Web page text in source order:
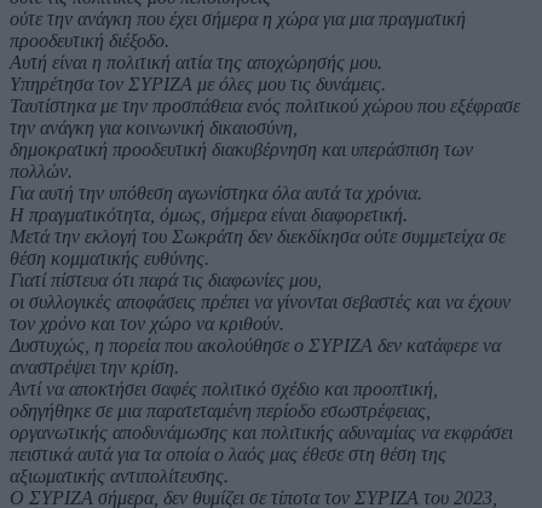
ούτε την ανάγκη που έχει σήμερα η χώρα για μια πραγματική
προοδευτική διέξοδο.
Αυτή είναι η πολιτική αιτία της αποχώρησής μου.
Υπηρέτησα τον ΣΥΡΙΖΑ με όλες μου τις δυνάμεις.
Ταυτίστηκα με την προσπάθεια ενός πολιτικού χώρου που εξέφρασε
την ανάγκη για κοινωνική δικαιοσύνη,
δημοκρατική προοδευτική διακυβέρνηση και υπεράσπιση των
πολλών.
Για αυτή την υπόθεση αγωνίστηκα όλα αυτά τα χρόνια.
Η πραγματικότητα, όμως, σήμερα είναι διαφορετική.
Μετά την εκλογή του Σωκράτη δεν διεκδίκησα ούτε συμμετείχα σε
θέση κομματικής ευθύνης.
Γιατί πίστευα ότι παρά τις διαφωνίες μου,
οι συλλογικές αποφάσεις πρέπει να γίνονται σεβαστές και να έχουν
τον χρόνο και τον χώρο να κριθούν.
Δυστυχώς, η πορεία που ακολούθησε ο ΣΥΡΙΖΑ δεν κατάφερε να
αναστρέψει την κρίση.
Αντί να αποκτήσει σαφές πολιτικό σχέδιο και προοπτική,
οδηγήθηκε σε μια παρατεταμένη περίοδο εσωστρέφειας,
οργανωτικής αποδυνάμωσης και πολιτικής αδυναμίας να εκφράσει
πειστικά αυτά για τα οποία ο λαός μας έθεσε στη θέση της
αξιωματικής αντιπολίτευσης.
Ο ΣΥΡΙΖΑ σήμερα, δεν θυμίζει σε τίποτα τον ΣΥΡΙΖΑ του 2023,